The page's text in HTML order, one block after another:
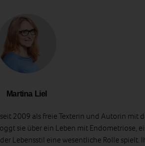
Martina Liel
2009 als freie Texterin und Autorin mit
sie über ein Leben mit Endometriose,
Lebensstil eine wesentliche Rolle spielt.